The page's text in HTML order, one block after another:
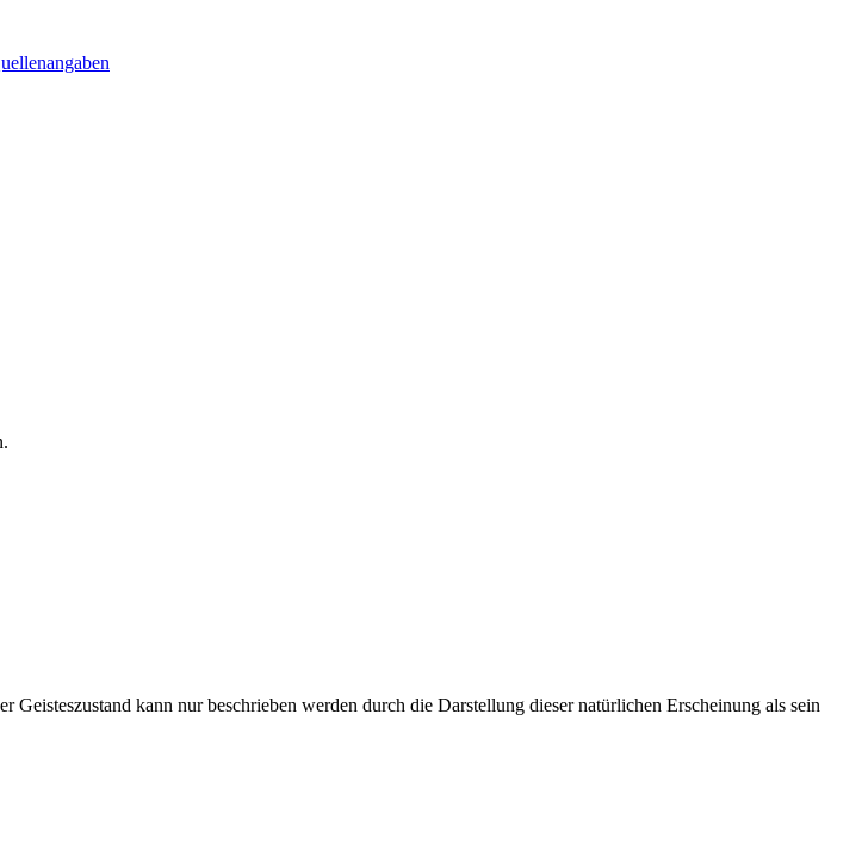
kann nur beschrieben werden durch die Darstellung dieser natürlichen Erscheinung als sein